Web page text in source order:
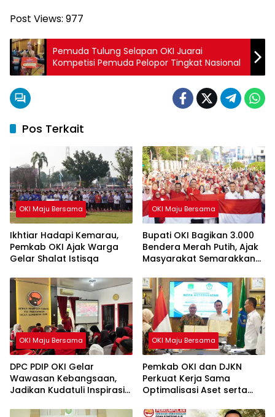
Post Views: 977
Pemuda Tulung Selapan OKI Juarai
Kompetisi Pemuda Pelopor Tingkat Nasional
Pos Terkait
OKI Maju Bersama
Ikhtiar Hadapi Kemarau,
Pemkab OKI Ajak Warga
Gelar Shalat Istisqa
OKI Maju Bersama
Bupati OKI Bagikan 3.000
Bendera Merah Putih, Ajak
Masyarakat Semarakkan
OKI Maju Bersama
DPC PDIP OKI Gelar
Wawasan Kebangsaan,
Jadikan Kudatuli Inspirasi
OKI Maju Bersama
Pemkab OKI dan DJKN
Perkuat Kerja Sama
Optimalisasi Aset serta